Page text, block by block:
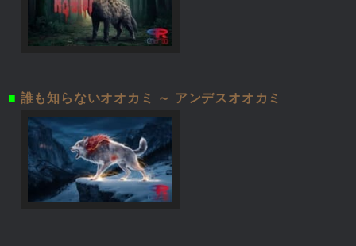
■ 誰も知らないオオカミ ～ アンデスオオカミ